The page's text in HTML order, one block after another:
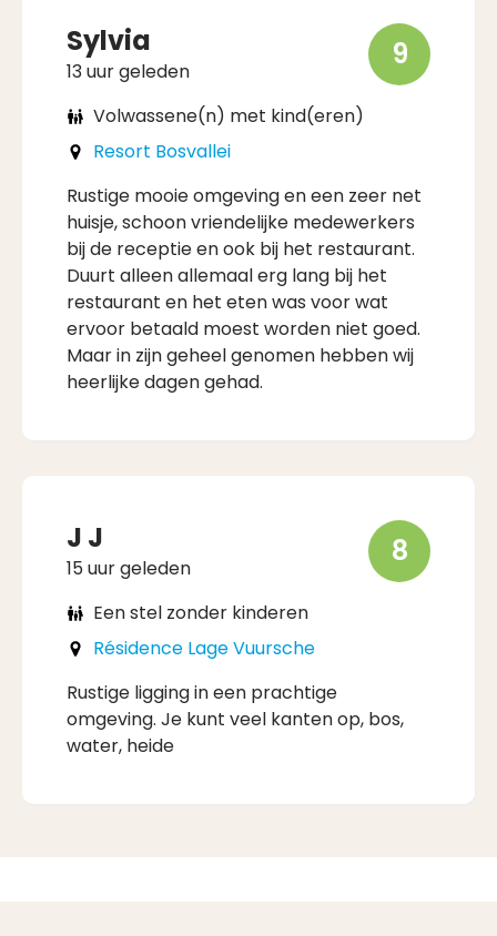
Sylvia
13 uur geleden 9
Volwassene(n) met kind(eren)
Resort Bosvallei
Rustige mooie omgeving en een zeer net
huisje, schoon vriendelijke medewerkers
bij de receptie en ook bij het restaurant.
Duurt alleen allemaal erg lang bij het
restaurant en het eten was voor wat
ervoor betaald moest worden niet goed.
Maar in zijn geheel genomen hebben wij
heerlijke dagen gehad.
J J
15 uur geleden 8
Een stel zonder kinderen
Résidence Lage Vuursche
Rustige ligging in een prachtige
omgeving. Je kunt veel kanten op, bos,
water, heide